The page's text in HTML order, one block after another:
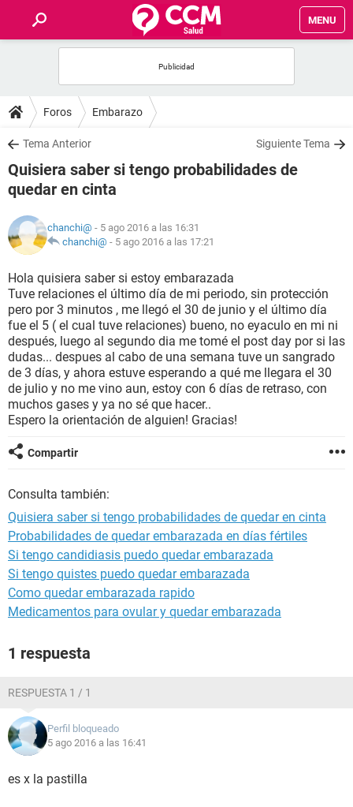
MENU
FOROS
SALUD
FAMILIA
NUTRICIÓN
SEXUALIDAD
GLOSARIO
Foros Embarazo
Tema Anterior Siguiente Tema
Quisiera saber si tengo probabilidades de
quedar en cinta
chanchi@ - 5 ago 2016 a las 16:31
chanchi@ - 5 ago 2016 a las 17:21
Hola quisiera saber si estoy embarazada
Tuve relaciones el último día de mi periodo, sin protección
pero por 3 minutos , me llegó el 30 de junio y el último día
fue el 5 ( el cual tuve relaciones) bueno, no eyaculo en mi ni
después, luego al segundo dia me tomé el post day por si las
dudas... despues al cabo de una semana tuve un sangrado
de 3 días, y ahora estuve esperando a qué me llegara el 30
de julio y no me vino aun, estoy con 6 días de retraso, con
muchos gases y ya no sé que hacer..
Espero la orientación de alguien! Gracias!
Compartir
Consulta también:
Quisiera saber si tengo probabilidades de quedar en cinta
Probabilidades de quedar embarazada en días fértiles
Si tengo candidiasis puedo quedar embarazada
Si tengo quistes puedo quedar embarazada
Como quedar embarazada rapido
Medicamentos para ovular y quedar embarazada
1 respuesta
RESPUESTA 1 / 1
Perfil bloqueado
5 ago 2016 a las 16:41
es x la pastilla